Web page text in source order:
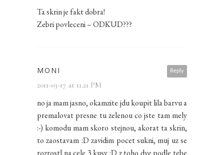
Ta skrin je fakt dobra!
Zebri povleceni – ODKUD???
Reply
MONI
2011-03-17 at 11.21 PM
no ja mam jasno, okamzite jdu koupit lila barvu a
premalovat presne tu zelenou co jste tam mely
:-) komodu mam skoro stejnou, akorat ta skrin,
to zaostavam :D zavidim pocet sukni, muj uz se